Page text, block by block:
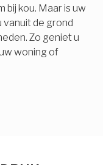
bij kou. Maar is uw
vanuit de grond
Zo geniet u
woning of